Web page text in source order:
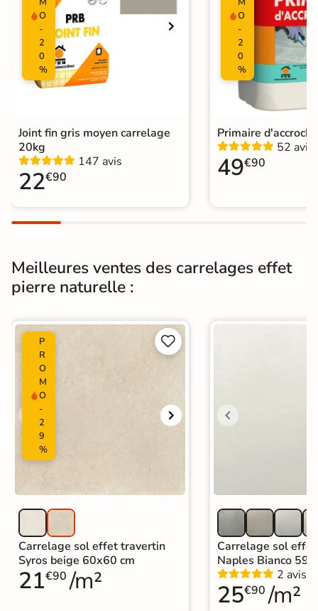
Résistant au Gel
Plancher
Chauffant
Choix 1er Choix
Pose
Origine Espagne
Catégories
Carrelage 30x60 cm
Carrelage intérieur / extérieur
identique
Carrelage salon moderne
O
-
2
0
%
Joint fin gris moyen carrelage
20kg
147 avis
22€90
O
-
2
0
%
Primaire
52 avis
49€90
Meilleures ventes des carrelages effet
pierre naturelle :
P
R
O
M
O
-
2
9
%


Carrelage sol effet travertin
Syros beige 60x60 cm
21€90 /m²
Carrelage sol
Naples Bianco
2 avis
25€90 /m²